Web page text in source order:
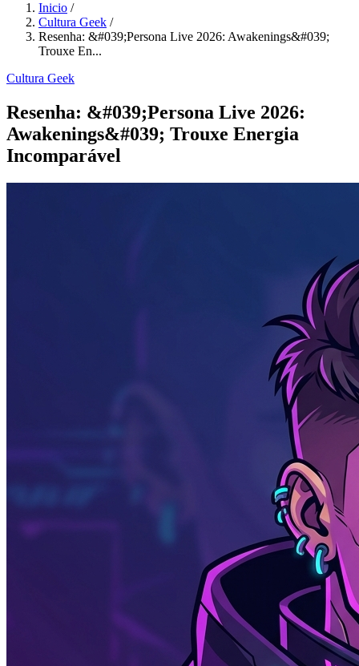
Inicio /
Cultura Geek /
Resenha: &#039;Persona Live 2026: Awakenings&#039;
Trouxe En...
Cultura Geek
Resenha: &#039;Persona Live 2026:
Awakenings&#039; Trouxe Energia
Incomparável